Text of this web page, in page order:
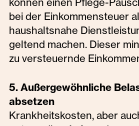
bei der Einkommensteuer
haushaltsnahe
geltend machen. Dieser
zu versteuernde
5. Außergewöhnliche
absetzen
Krankheitskosten, aber